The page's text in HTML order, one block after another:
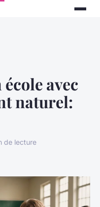
avec
naturel:
de lecture